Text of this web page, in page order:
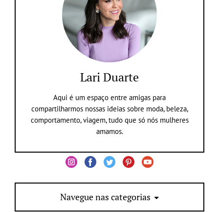
Lari Duarte
Aqui é um espaço entre amigas para
compartilharmos nossas ideias sobre moda, beleza,
comportamento, viagem, tudo que só nós mulheres
amamos.
Navegue nas categorias